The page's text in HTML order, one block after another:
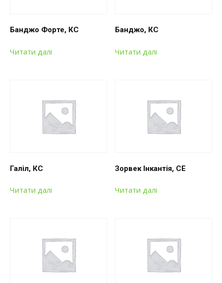
Банджо Форте, КС
Читати далі
Банджо, КС
Читати далі
Галіл, КС
Читати далі
Зорвек Інкантія, СЕ
Читати далі